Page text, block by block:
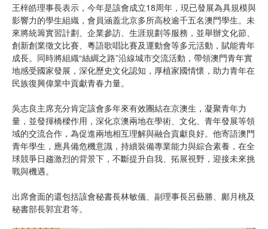
王梓皓理事長表示，今年是該會成立18周年，現已發展為具規模與
影響力的學生組織，會員涵蓋北京多所高校逾千五名澳門學生。未
來將統籌實習計劃、企業參訪、生涯規劃等服務，並舉辦文化節、
創新創業徵文比賽、粵語歌唱比賽及運動會等多元活動，賦能青年
成長。同時將組織“絲綢之路”沿線城市交流活動，帶領澳門青年實
地感受國家發展，深化歷史文化認知，厚植家國情懷，助力青年在
民族復興偉業中貢獻青春力量。
吳志良主席充分肯定該會多年來有效團結在京澳生，凝聚青年力
量，並發揮橋樑作用，深化京澳兩地在學術、文化、青年發展等領
域的交流合作，為促進兩地相互理解與融合貢獻良好。他寄語澳門
青年學生，應具備危機意識，持續裝備專業能力與綜合素養，在全
球競爭日趨激烈的背景下，不斷提升自我、拓展視野，迎接未來挑
戰與機遇。
出席會面的還包括該會秘書長林敏儀、副理事長呂藝勝、鄺月桃及
秘書部長郭宜君等。